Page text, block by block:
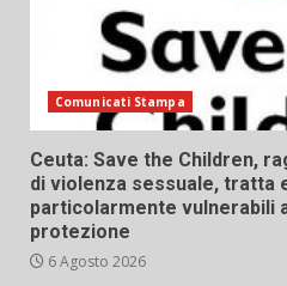
Comunicati Stampa
Ceuta: Save the Children,
di violenza sessuale, tratta
particolarmente vulnerabili
protezione
6 Agosto 2026